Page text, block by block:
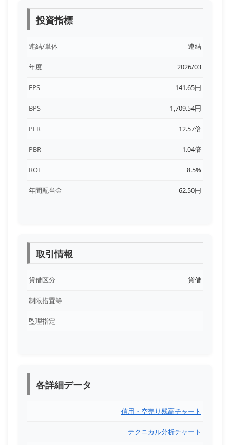
投資指標
連結/単体 連結
年度 2026/03
EPS 141.65円
BPS 1,709.54円
PER 12.57倍
PBR 1.04倍
ROE 8.5%
年間配当金 62.50円
取引情報
貸借区分 貸借
制限措置等 ―
監理指定 ―
各詳細データ
信用・空売り残高チャート
テクニカル分析チャート